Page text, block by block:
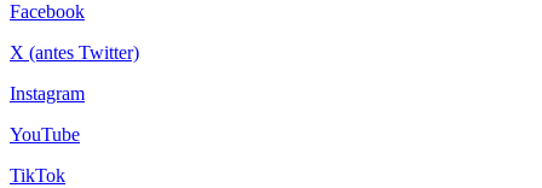
Facebook
X (antes Twitter)
Instagram
YouTube
TikTok